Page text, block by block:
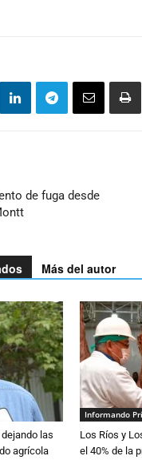
de fuga desde
Más del autor
las
agrícola
Informando
Los Ríos y
el 40% de la